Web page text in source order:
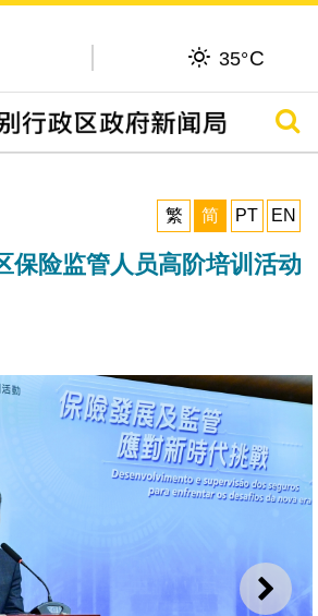
35°C
搜寻
繁
简 PT EN
保险监管人员高阶培训活动
下一